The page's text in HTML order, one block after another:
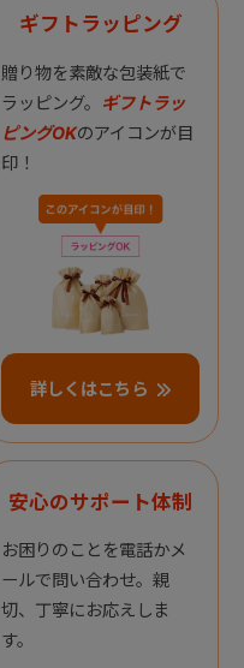
ギフトラッピング
贈り物を素敵な包装紙で
ラッピング。 ギフトラッ
ピングOKのアイコンが目
印！
詳しくはこちら
安心のサポート体制
お困りのことを電話かメ
ールで問い合わせ。親
切、丁寧にお応えしま
す。